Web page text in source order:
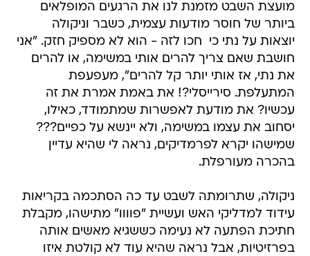
מועצת השבט מזמנת לנו את הרגעים המופלאים
ביותר של חוסר מודעות עצמית, כשבר וניקולה
יוצאות על נתי כי  חכו לזה - הוא לא מספיק חזק. "אני
חושבת שאם צריך להרים אותי במשימה, או להרים
את נתי, אז אותי יותר קל להרים", מעפעפת
המתעלפת. סירייסלי?! את באמת אמרת את זה
עכשיו? את מודעת לאפשרות שמתמודד, כאילו,
יסחוב את עצמו במשימה, ולא יינשא על כפיים???
שמישהו יקרא לפרמדיקים, נראה לי שהיא עדיין
בהכרה מעורפלת.
ניקולה, שתרומתה לשבט עד כה הסתכמה בקריאות
עידוד למדליקי האש ועשיית "פוווו" מתישהו, מקבלת
חתיכת הפתעה לא נעימה כששגיא מאשים אותה
בפרזיטיות, אבל נראה שהיא עוד לא קולטת איזו